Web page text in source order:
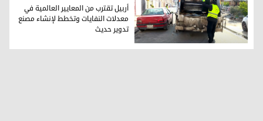
أربيل تقترب من المعايير العالمية في معدلات النفايات
أربيل تقترب من المعايير العالمية في
معدلات النفايات وتخطط لإنشاء مصنع
تدوير حديث